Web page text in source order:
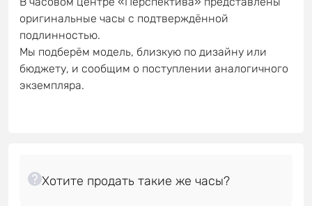
оригинальные часы с подтверждённой
подлинностью.
Мы подберём модель, близкую по дизайну или
бюджету, и сообщим о поступлении аналогичного
экземпляра.